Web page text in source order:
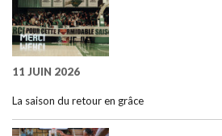
11 JUIN 2026
La saison du retour en grâce